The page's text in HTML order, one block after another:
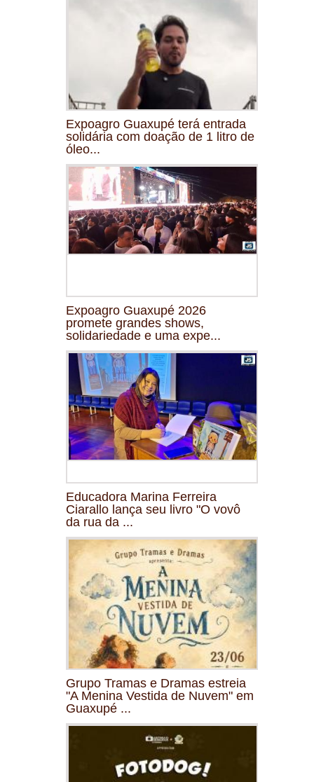
Expoagro Guaxupé terá entrada
solidária com doação de 1 litro de
óleo...
Expoagro Guaxupé 2026
promete grandes shows,
solidariedade e uma expe...
Educadora Marina Ferreira
Ciarallo lança seu livro "O vovô
da rua da ...
Grupo Tramas e Dramas estreia
"A Menina Vestida de Nuvem" em
Guaxupé ...